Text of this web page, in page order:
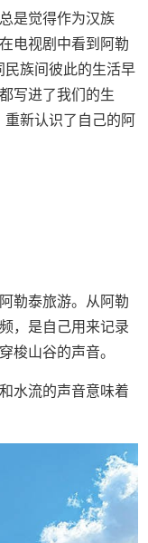
是觉得作为汉族
电视剧中看到阿勒
民族间彼此的生活早
写进了我们的生
新认识了自己的阿
勒泰旅游。从阿勒
，是自己用来记录
梭山谷的声音。
水流的声音意味着